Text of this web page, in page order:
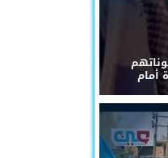
أمام